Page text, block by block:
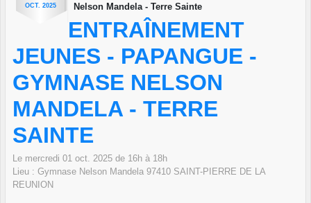
OCT. 2025
Nelson Mandela - Terre Sainte
ENTRAÎNEMENT
JEUNES - PAPANGUE -
GYMNASE NELSON
MANDELA - TERRE
SAINTE
Le mercredi 01 oct. 2025 de 16h à 18h
Lieu : Gymnase Nelson Mandela 97410 SAINT-PIERRE DE LA
REUNION